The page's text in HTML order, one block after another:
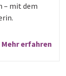
– mit dem
Mehr erfahren